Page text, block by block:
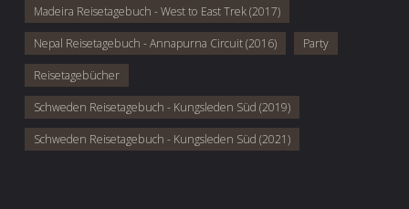
Madeira Reisetagebuch - West to East Trek (2017)
Nepal Reisetagebuch - Annapurna Circuit (2016) Party
Reisetagebücher
Schweden Reisetagebuch - Kungsleden Süd (2019)
Schweden Reisetagebuch - Kungsleden Süd (2021)